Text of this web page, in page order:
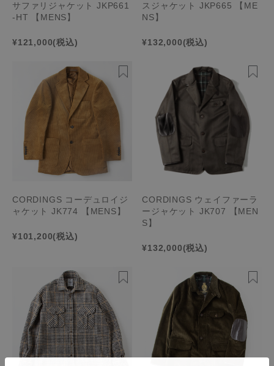
サファリジャケット JKP661
-HT 【MENS】
¥121,000(税込)
スジャケット JKP665 【ME
NS】
¥132,000(税込)
CORDINGS コーデュロイジ
ャケット JK774 【MENS】
¥101,200(税込)
CORDINGS ウェイファーラ
ージャケット JK707 【MEN
S】
¥132,000(税込)